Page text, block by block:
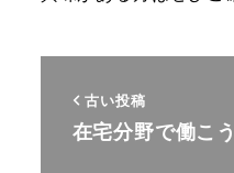
古い投稿
在宅分野で働こ